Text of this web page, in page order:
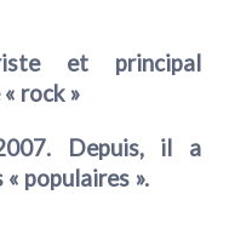
et principal
rock »
Depuis, il a
populaires ».